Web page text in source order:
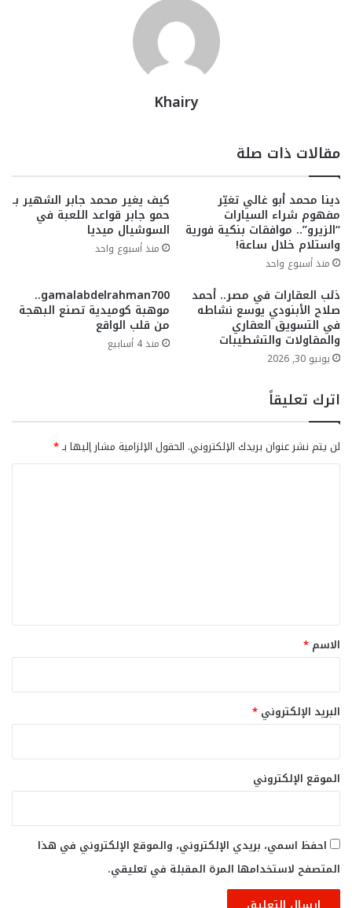
Khairy
مقالات ذات صلة
دينا محمد أبو غالي تغيّر
مفهوم شراء السيارات
“الزيرو”.. موافقات بنكية فورية
واستلام خلال ساعة!
منذ أسبوع واحد
كيف يغير محمد جابر الشهير بـ
حمو جابر قواعد اللعبة في
السوشيال ميديا
منذ أسبوع واحد
ذئب العقارات في مصر.. أحمد
صلاح الأبنودي يوسع نشاطه
في التسويق العقاري
والمقاولات والتشطيبات
يونيو 30, 2026
gamalabdelrahman700..
موهبة كوميدية تصنع البهجة
من قلب الواقع
منذ 4 أسابيع
اترك تعليقاً
لن يتم نشر عنوان بريدك الإلكتروني. الحقول الإلزامية مشار إليها بـ*
*
الاسم *
البريد الإلكتروني *
الموقع الإلكتروني
احفظ اسمي، بريدي الإلكتروني، والموقع الإلكتروني في هذا
المتصفح لاستخدامها المرة المقبلة في تعليقي.